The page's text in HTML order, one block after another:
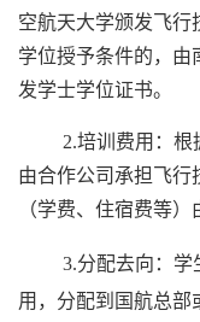
空航天大学颁发飞行
学位授予条件的，由
发学士学位证书。
2.培训费用：根
由合作公司承担飞行
（学费、住宿费等）
3.分配去向：学
用，分配到国航总部